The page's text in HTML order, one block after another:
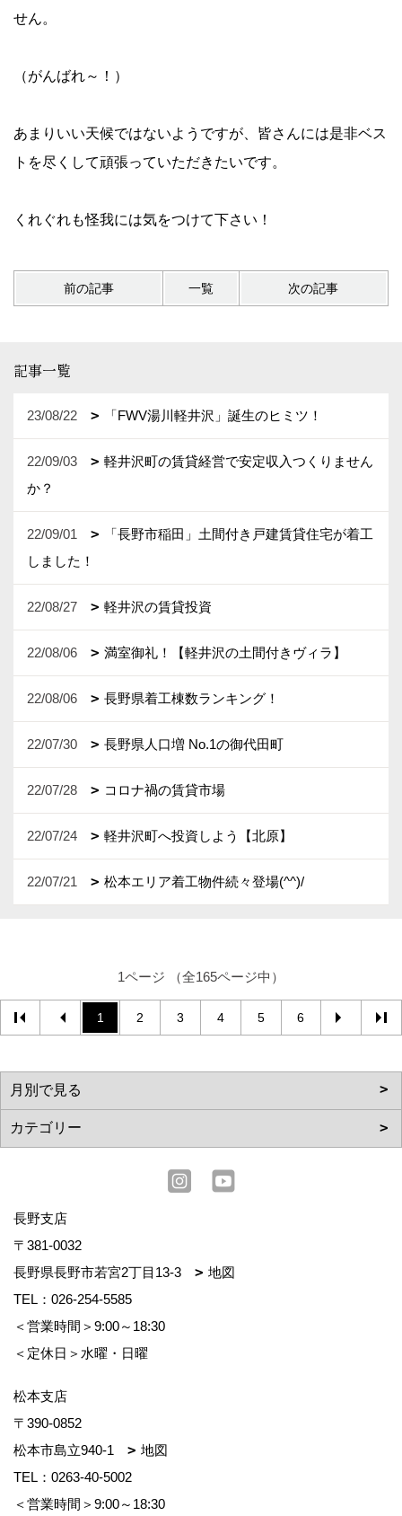
せん。
（がんばれ～！）
あまりいい天候ではないようですが、皆さんには是非ベス
トを尽くして頑張っていただきたいです。
くれぐれも怪我には気をつけて下さい！
前の記事 一覧 次の記事
記事一覧
23/08/22 「FWV湯川軽井沢」誕生のヒミツ！
22/09/03
軽井沢町の賃貸経営で安定収入つくりません
か？
22/09/01
「長野市稲田」土間付き戸建賃貸住宅が着工
しました！
22/08/27 軽井沢の賃貸投資
22/08/06 満室御礼！【軽井沢の土間付きヴィラ】
22/08/06 長野県着工棟数ランキング！
22/07/30 長野県人口増 No.1の御代田町
22/07/28 コロナ禍の賃貸市場
22/07/24 軽井沢町へ投資しよう【北原】
22/07/21 松本エリア着工物件続々登場(^^)/
1ページ （全165ページ中）
1 2 3 4 5 6
長野支店
〒381-0032
長野県長野市若宮2丁目13-3
地図
TEL： 026-254-5585
＜営業時間＞9:00～18:30
＜定休日＞水曜・日曜
松本支店
〒390-0852
松本市島立940-1
地図
TEL： 0263-40-5002
＜営業時間＞9:00～18:30